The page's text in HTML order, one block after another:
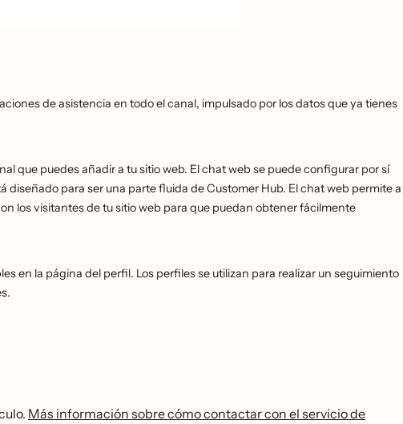
de asistencia en todo el canal, impulsado por los datos que ya tienes
que puedes añadir a tu sitio web. El chat web se puede configurar por sí
para ser una parte fluida de Customer Hub. El chat web permite a
los visitantes de tu sitio web para que puedan obtener fácilmente
en la página del perfil. Los perfiles se utilizan para realizar un seguimiento
Más información sobre cómo contactar con el servicio de